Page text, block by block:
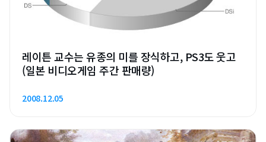
레이튼 교수는 유종의 미를 장식하고, PS3도 웃고
(일본 비디오게임 주간 판매량)
2008.12.05